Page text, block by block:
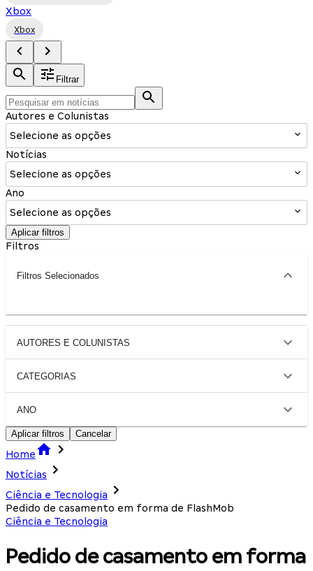
Xbox
Xbox
Filtrar
Autores e Colunistas
Selecione as opções
Notícias
Selecione as opções
Ano
Selecione as opções
Aplicar filtros
Filtros
Filtros Selecionados
AUTORES E COLUNISTAS
CATEGORIAS
ANO
Aplicar filtros Cancelar
Home
Notícias
Ciência e Tecnologia
Pedido de casamento em forma de FlashMob
Ciência e Tecnologia
Pedido de casamento em forma